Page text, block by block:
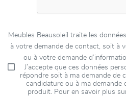
Meubles Beausoleil traite les
à votre demande de contact, soit à
ou à votre demande
J’accepte que ces données
répondre soit à ma demande de
candidature ou à ma demande
produit. Pour en savoir plus